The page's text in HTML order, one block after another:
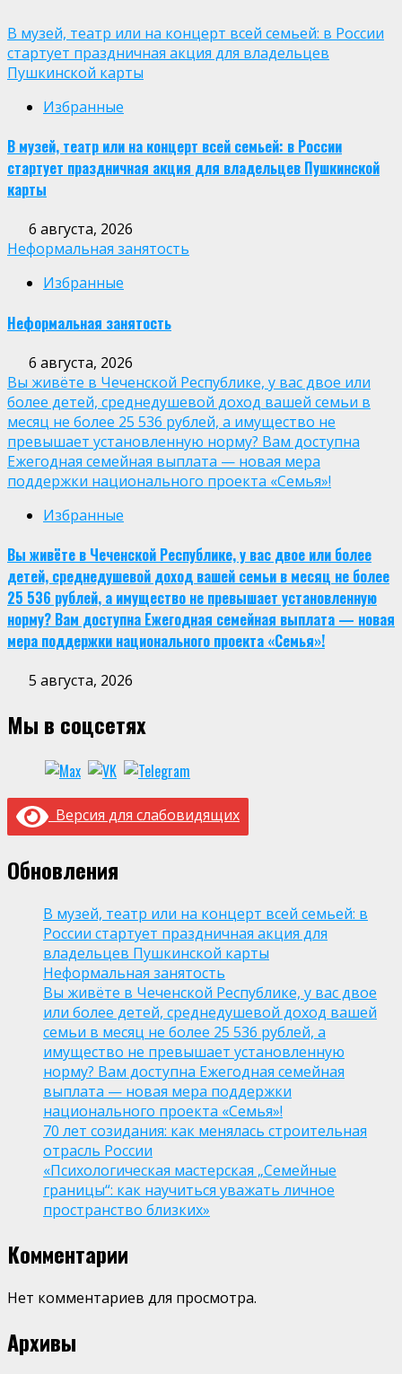
В музей, театр или на концерт всей семьей: в России
стартует праздничная акция для владельцев
Пушкинской карты
Избранные
В музей, театр или на концерт всей семьей: в России
стартует праздничная акция для владельцев Пушкинской
карты
6 августа, 2026
Неформальная занятость
Избранные
Неформальная занятость
6 августа, 2026
Вы живёте в Чеченской Республике, у вас двое или
более детей, среднедушевой доход вашей семьи в
месяц не более 25 536 рублей, а имущество не
превышает установленную норму? Вам доступна
Ежегодная семейная выплата — новая мера
поддержки национального проекта «Семья»!
Избранные
Вы живёте в Чеченской Республике, у вас двое или более
детей, среднедушевой доход вашей семьи в месяц не более
25 536 рублей, а имущество не превышает установленную
норму? Вам доступна Ежегодная семейная выплата — новая
мера поддержки национального проекта «Семья»!
5 августа, 2026
Мы в соцсетях
Версия для слабовидящих
Обновления
В музей, театр или на концерт всей семьей: в
России стартует праздничная акция для
владельцев Пушкинской карты
Неформальная занятость
Вы живёте в Чеченской Республике, у вас двое
или более детей, среднедушевой доход вашей
семьи в месяц не более 25 536 рублей, а
имущество не превышает установленную
норму? Вам доступна Ежегодная семейная
выплата — новая мера поддержки
национального проекта «Семья»!
70 лет созидания: как менялась строительная
отрасль России
«Психологическая мастерская „Семейные
границы“: как научиться уважать личное
пространство близких»
Комментарии
Нет комментариев для просмотра.
Архивы